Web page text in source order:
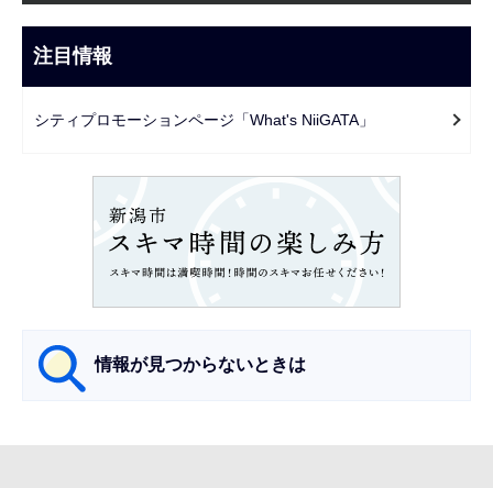
こ
ま
で
ビ
ー
注目情報
シティプロモーションページ「What's NiiGATA」
情報が見つからないときは